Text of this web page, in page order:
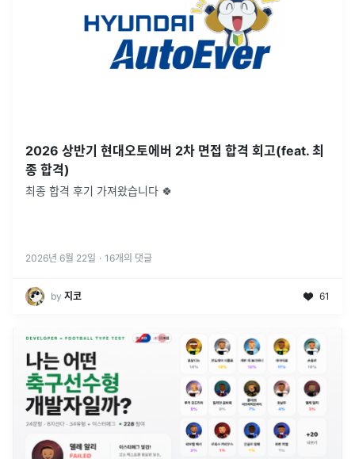
2026 상반기 현대오토에버 2차 면접 합격 회고(feat. 최
종 합격)
최종 합격 후기 가져왔습니다 🍀
2026년 6월 22일 · 16개의 댓글
by 지코 61